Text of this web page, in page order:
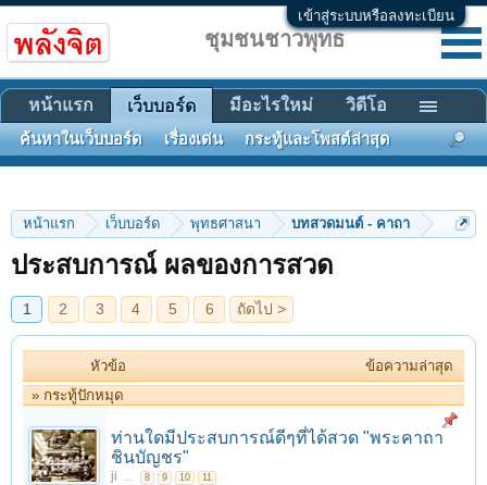
เข้าสู่ระบบหรือลงทะเบียน
หน้าแรก เว็บบอร์ด พุทธศาสนา บทสวดมนต์ - คาถา
ประสบการณ์ ผลของการสวด
2 3 4 5 6 ถัดไป >
หัวข้อ
ข้อความล่าสุด
» กระทู้ปักหมุด
ท่านใดมีประสบการณ์ดีๆที่ได้สวด "พระคาถา
ชินบัญชร"
ji ... 8 9 10 11
ชุมชนชาวพุทธ
หน้าแรก เว็บบอร์ด
ค้นหาในเว็บบอร์ด เรื่องเด่น กระทู้และโพสต์ล่าสุด
มีอะไรใหม่ วิดีโอ